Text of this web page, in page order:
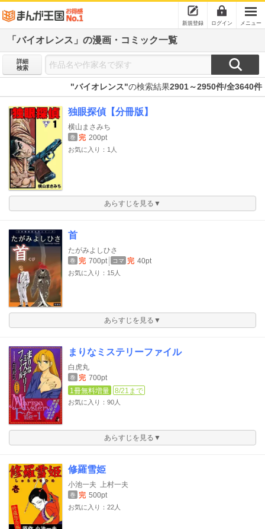
新規登録 ログイン メニュー
「バイオレンス」の漫画・コミック一覧
詳細
検索
"バイオレンス"の検索結果2901～2950件/全3640件
独眼探偵【分冊版】
横山まさみち
巻 完 200pt
お気に入り：1人
あらすじを見る▼
首
たがみよしひさ
巻 完 700pt コマ 完 40pt
お気に入り：15人
あらすじを見る▼
まりなミステリーファイル
白虎丸
巻 完 700pt
1冊無料増量
8/21まで
お気に入り：90人
あらすじを見る▼
修羅雪姫
小池一夫 上村一夫
巻 完 500pt
お気に入り：22人